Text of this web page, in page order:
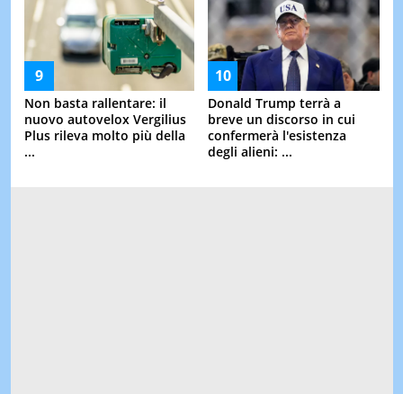
Non basta rallentare: il
nuovo autovelox Vergilius
Plus rileva molto più della
...
Donald Trump terrà a
breve un discorso in cui
confermerà l'esistenza
degli alieni: ...